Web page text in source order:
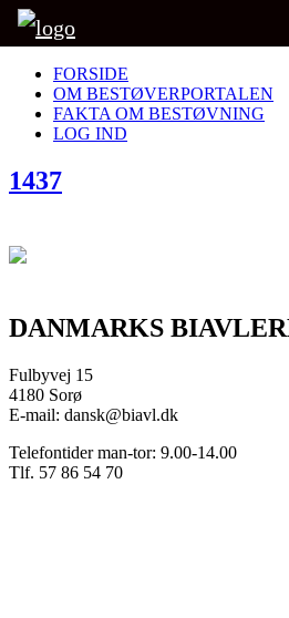
FORSIDE
OM BESTØVERPORTALEN
FAKTA OM BESTØVNING
LOG IND
1437
DANMARKS
Fulbyvej 15
4180 Sorø
E-mail: dansk@biavl.dk
Telefontider man-tor: 9.00-14.00
Tlf. 57 86 54 70